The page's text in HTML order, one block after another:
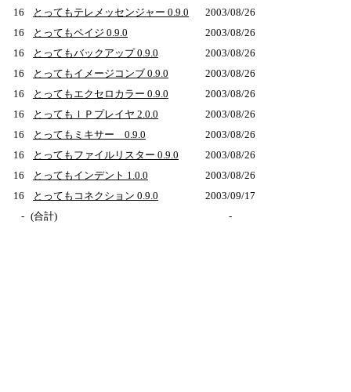
16
とってもテレメッセンジャー 0.9.0
2003/08/26
16
とってもペイジ 0.9.0
2003/08/26
16
とってもバックアップ 0.9.0
2003/08/26
16
とってもイメージコンブ 0.9.0
2003/08/26
16
とってもエクセロカラー 0.9.0
2003/08/26
16
とってもＩＰプレイヤ 2.0.0
2003/08/26
16
とってもミキサー 0.9.0
2003/08/26
16
とってもファイルリスター 0.9.0
2003/08/26
16
とってもインデント 1.0.0
2003/08/26
16
とってもコネクション 0.9.0
2003/09/17
- (合計) -